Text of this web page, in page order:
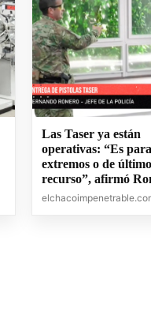
Las Taser ya están
operativas: “Es
extremos o de último
recurso”, afirmó